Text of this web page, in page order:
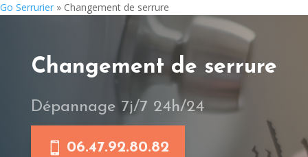
Go Serrurier » Changement de serrure
Changement de serrure
Dépannage 7j/7 24h/24
06.47.92.80.82